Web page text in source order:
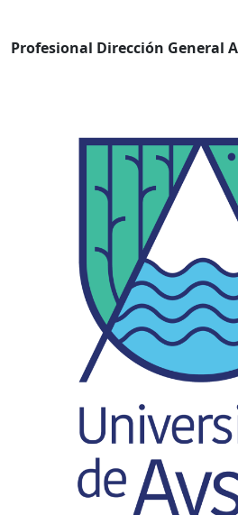
Profesional Dirección General